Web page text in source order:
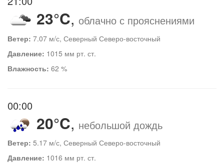
23°C, облачно с прояснениями
Ветер: 7.07 м/с, Северный Северо-восточный
Давление: 1015 мм рт. ст.
Влажность: 62 %
00:00
20°C, небольшой дождь
Ветер: 5.17 м/с, Северный Северо-восточный
Давление: 1016 мм рт. ст.